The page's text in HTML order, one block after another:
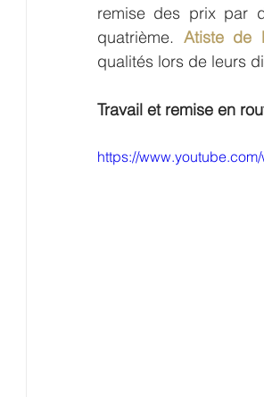
remise des prix par
quatrième. Atiste de
qualités lors de leurs
Travail et remise en
https://